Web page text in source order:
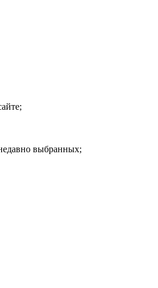
выбранных;